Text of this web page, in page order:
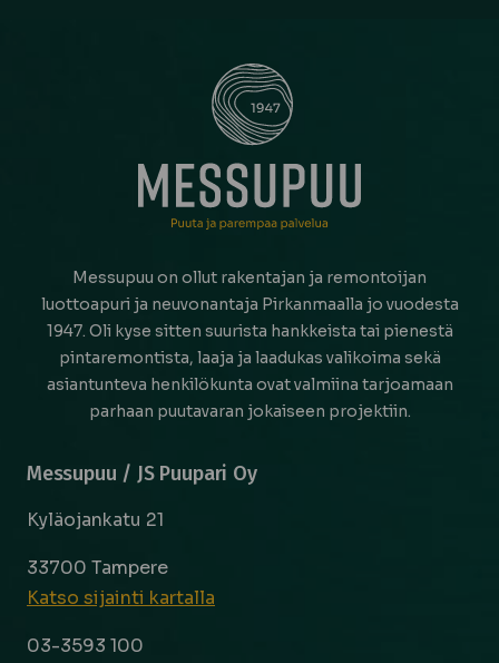
Messupuu on ollut rakentajan ja remontoijan
luottoapuri ja neuvonantaja Pirkanmaalla jo vuodesta
1947. Oli kyse sitten suurista hankkeista tai pienestä
pintaremontista, laaja ja laadukas valikoima sekä
asiantunteva henkilökunta ovat valmiina tarjoamaan
parhaan puutavaran jokaiseen projektiin.
Messupuu / JS Puupari Oy
Kyläojankatu 21
33700 Tampere
Katso sijainti kartalla
03-3593 100